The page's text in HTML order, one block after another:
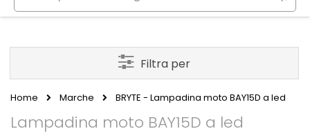
Home Marche BRYTE - Lampadina moto BAY15D a led
Lampadina moto BAY15D a led
Filtra per